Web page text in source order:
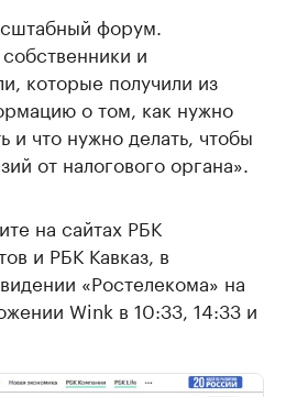
форум.
и
которые получили из
о том, как нужно
и что нужно делать, чтобы
от налогового органа».
на сайтах РБК
и РБК Кавказ, в
«Ростелекома» на
Wink в 10:33, 14:33 и